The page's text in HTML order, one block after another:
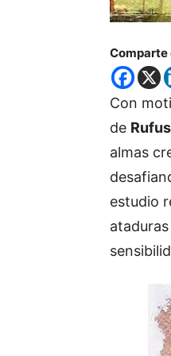
Comparte
Con
de Rufus
almas
estudio
ataduras